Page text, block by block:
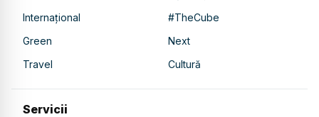
Internațional
#TheCube
Green
Next
Travel
Cultură
Servicii